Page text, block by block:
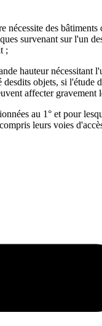
des
survenant sur l'un
;
hauteur nécessitant
objets, si
affecter gravement
au 1° et pour
leurs voies